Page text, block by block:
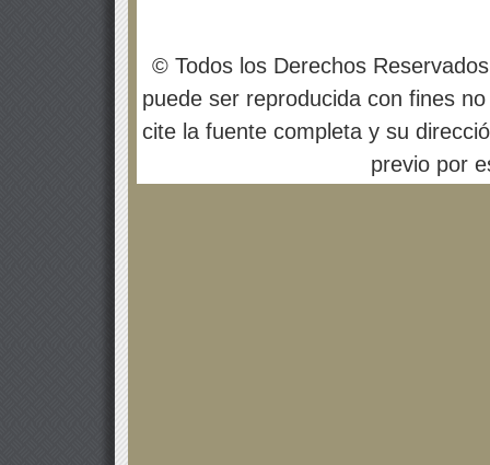
© Todos los Derechos
puede ser reproducida con fines
cite la fuente completa y su
previo por